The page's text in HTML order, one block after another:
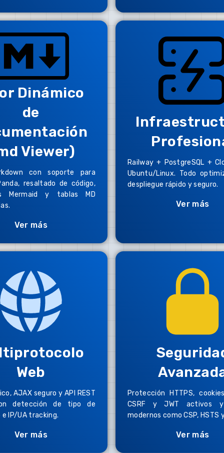
Dinámico
de
Viewer)
con soporte para
resaltado de código,
Mermaid y tablas MD
Ver más
Railway + PostgreSQL +
Ubuntu/Linux. Todo
despliegue rápido y seguro.
Ver más
Web
AJAX seguro y API REST
detección de tipo de
IP/UA tracking.
Ver más
Protección HTTPS,
CSRF y JWT activos y
modernos como CSP, HSTS
Ver más